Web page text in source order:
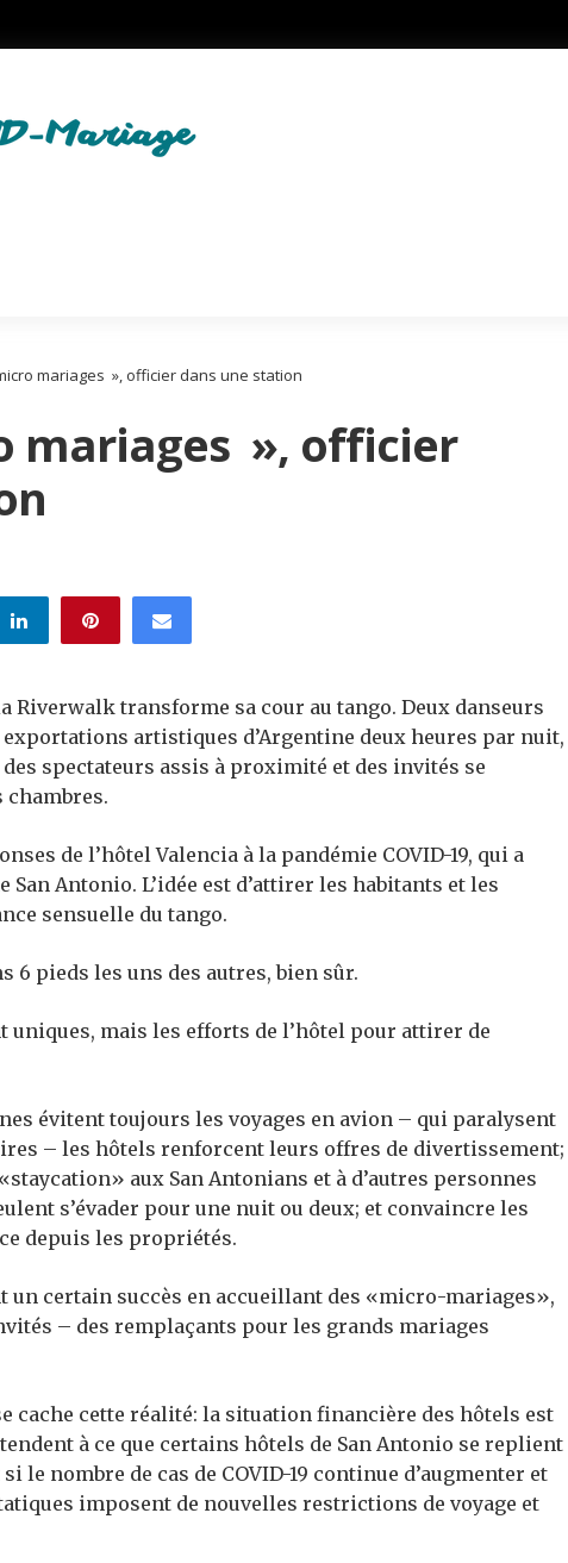
mariages », officier dans une station
mariages », officier
Riverwalk transforme sa cour au tango. Deux danseurs
artistiques d’Argentine deux heures par nuit,
spectateurs assis à proximité et des invités se
de l’hôtel Valencia à la pandémie COVID-19, qui a
Antonio. L’idée est d’attirer les habitants et les
sensuelle du tango.
6 pieds les uns des autres, bien sûr.
mais les efforts de l’hôtel pour attirer de
évitent toujours les voyages en avion – qui paralysent
– les hôtels renforcent leurs offres de divertissement;
aux San Antonians et à d’autres personnes
s’évader pour une nuit ou deux; et convaincre les
depuis les propriétés.
un certain succès en accueillant des «micro-mariages»,
– des remplaçants pour les grands mariages
cache cette réalité: la situation financière des hôtels est
à ce que certains hôtels de San Antonio se replient
le nombre de cas de COVID-19 continue d’augmenter et
imposent de nouvelles restrictions de voyage et